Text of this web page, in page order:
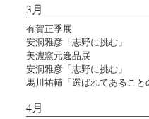
3月
有賀正季展
安洞雅彦「志野に挑む」
美濃窯元逸品展
安洞雅彦「志野に挑む」
馬川祐輔「選ばれてあること
4月